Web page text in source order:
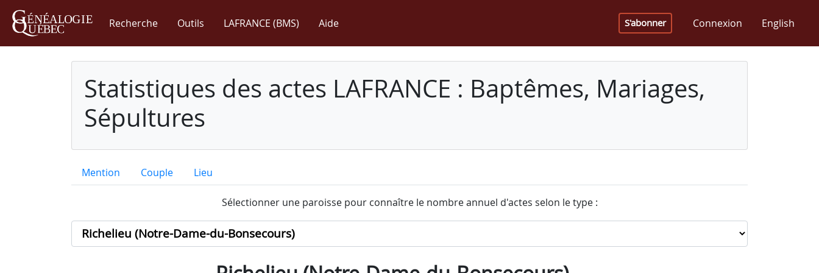
Recherche Outils LAFRANCE (BMS) Aide S'abonner Connexion English
Statistiques des actes LAFRANCE : Baptêmes, Mariages,
Sépultures
Mention Couple Lieu
Sélectionner une paroisse pour connaître le nombre annuel d'actes selon le type :